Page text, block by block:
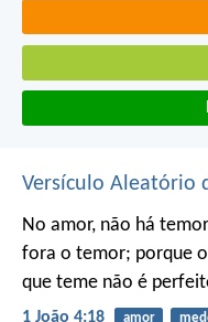
Versículo Aleatório
No amor, não há
fora o temor; porque
que teme não é
1 João 4:18 amor